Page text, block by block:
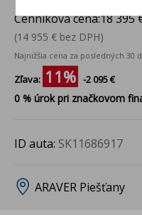
Cenníková cena:18 395
(14 955 € bez DPH)
Najnižšia cena za posledných 30
Zľava: 11% -2 095 €
0 % úrok pri značkovom
ID auta: SK11686917
ARAVER Piešťany